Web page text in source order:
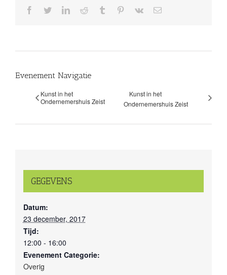
facebooktwitterlinkedinreddit tumblr pinterest
vk
E-
Evenement Navigatie
Kunst in het
Ondernemershuis Zeist
Kunst in het
Ondernemershuis Zeist
GEGEVENS
Datum:
23 december, 2017
Tijd:
12:00 - 16:00
Evenement Categorie:
Overig